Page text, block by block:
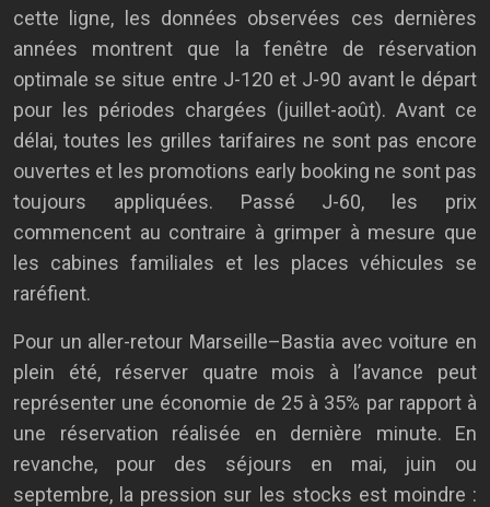
cette ligne, les données observées ces dernières
années montrent que la fenêtre de réservation
optimale se situe entre J-120 et J-90 avant le départ
pour les périodes chargées (juillet-août). Avant ce
délai, toutes les grilles tarifaires ne sont pas encore
ouvertes et les promotions early booking ne sont pas
toujours appliquées. Passé J-60, les prix
commencent au contraire à grimper à mesure que
les cabines familiales et les places véhicules se
raréfient.
Pour un aller-retour Marseille–Bastia avec voiture en
plein été, réserver quatre mois à l’avance peut
représenter une économie de 25 à 35% par rapport à
une réservation réalisée en dernière minute. En
revanche, pour des séjours en mai, juin ou
septembre, la pression sur les stocks est moindre :